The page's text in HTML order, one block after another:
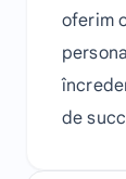
oferim
de